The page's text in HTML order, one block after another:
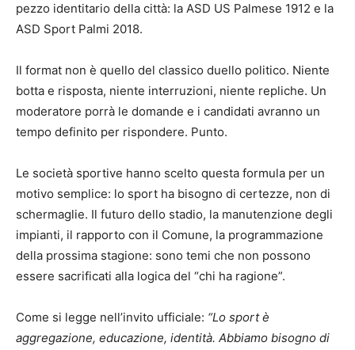
pezzo identitario della città: la ASD US Palmese 1912 e la
ASD Sport Palmi 2018.
Il format non è quello del classico duello politico. Niente
botta e risposta, niente interruzioni, niente repliche. Un
moderatore porrà le domande e i candidati avranno un
tempo definito per rispondere. Punto.
Le società sportive hanno scelto questa formula per un
motivo semplice: lo sport ha bisogno di certezze, non di
schermaglie. Il futuro dello stadio, la manutenzione degli
impianti, il rapporto con il Comune, la programmazione
della prossima stagione: sono temi che non possono
essere sacrificati alla logica del “chi ha ragione”.
Come si legge nell’invito ufficiale: “Lo sport è
aggregazione, educazione, identità. Abbiamo bisogno di